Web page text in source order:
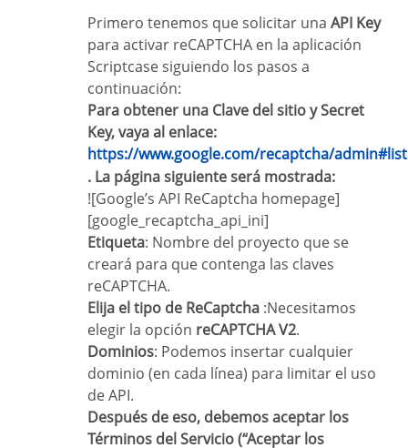
Primero tenemos que solicitar una API Key
para activar reCAPTCHA en la aplicación
Scriptcase siguiendo los pasos a
continuación:
Para obtener una Clave del sitio y Secret
Key, vaya al enlace:
https://www.google.com/recaptcha/admin#list
. La página siguiente será mostrada:
![Google’s API ReCaptcha homepage]
[google_recaptcha_api_ini]
Etiqueta: Nombre del proyecto que se
creará para que contenga las claves
reCAPTCHA.
Elija el tipo de ReCaptcha :Necesitamos
elegir la opción reCAPTCHA V2.
Dominios: Podemos insertar cualquier
dominio (en cada línea) para limitar el uso
de API.
Después de eso, debemos aceptar los
Términos del Servicio (“Aceptar los